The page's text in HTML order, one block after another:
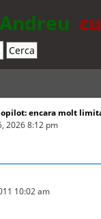
Andreu
encara molt
2026 8:12 pm
10:02 am